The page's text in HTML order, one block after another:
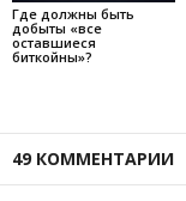
Где должны быть
добыты «все
оставшиеся
биткойны»?
49 КОММЕНТАРИИ